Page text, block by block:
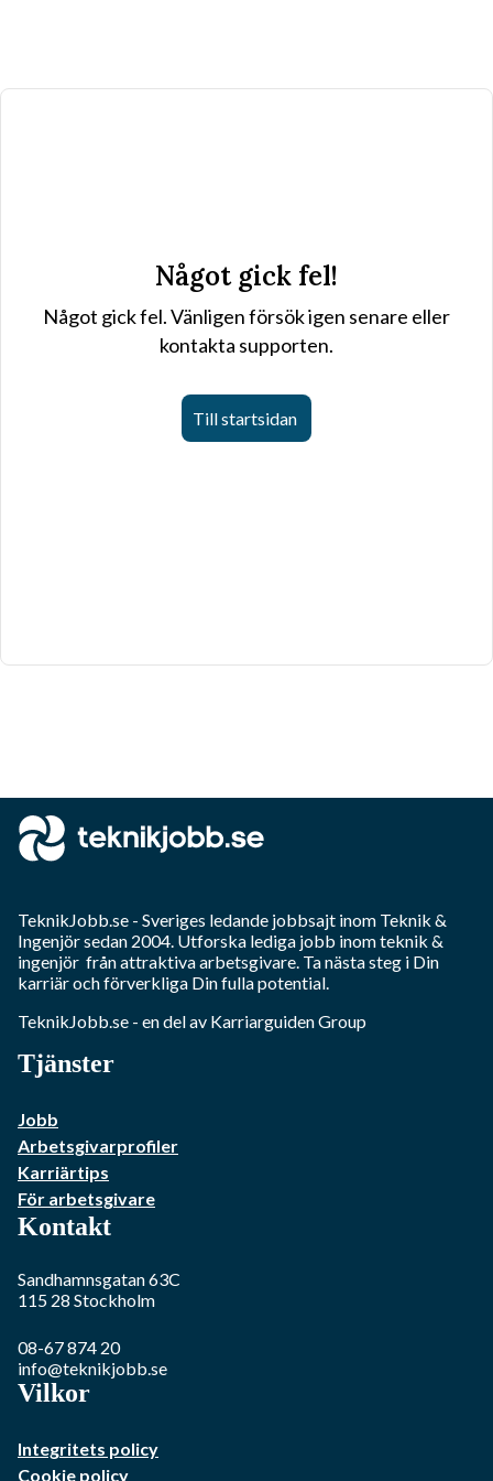
Något gick fel!
Något gick fel. Vänligen försök igen senare eller
kontakta supporten.
Till startsidan
TeknikJobb.se - Sveriges ledande jobbsajt inom Teknik &
Ingenjörsedan 2004. Utforska lediga jobb inomteknik &
ingenjör från attraktiva arbetsgivare. Ta nästa steg i Din
karriär och förverkliga Din fulla potential.
TeknikJobb.se - en del av Karriarguiden Group
Tjänster
Jobb
Arbetsgivarprofiler
Karriärtips
För arbetsgivare
Kontakt
Sandhamnsgatan 63C
115 28 Stockholm
08-67 874 20
info@teknikjobb.se
Vilkor
Integritets policy
Cookie policy